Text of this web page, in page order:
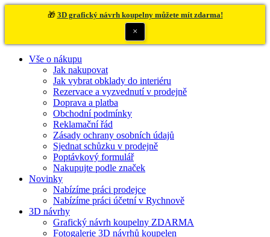
🎁 3D grafický návrh koupelny můžete mít zdarma!
×
Vše o nákupu
Jak nakupovat
Jak vybrat obklady do interiéru
Rezervace a vyzvednutí v prodejně
Doprava a platba
Obchodní podmínky
Reklamační řád
Zásady ochrany osobních údajů
Sjednat schůzku v prodejně
Poptávkový formulář
Nakupujte podle značek
Novinky
Nabízíme práci prodejce
Nabízíme práci účetní v Rychnově
3D návrhy
Grafický návrh koupelny ZDARMA
Fotogalerie 3D návrhů koupelen